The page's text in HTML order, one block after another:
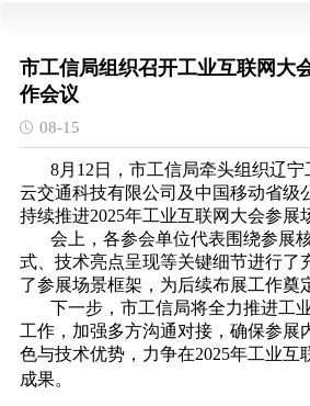
市工信局组织召开工业互联网大
作会议
08-15
8月12日，市工信局牵头组织辽
云交通科技有限公司及中国移动省级
持续推进2025年工业互联网大会参展
会上，各参会单位代表围绕参展
式、技术亮点呈现等关键细节进行了
了参展场景框架，为后续布展工作奠
下一步，市工信局将全力推进工
工作，加强多方沟通对接，确保参展
色与技术优势，力争在2025年工业互
成果。